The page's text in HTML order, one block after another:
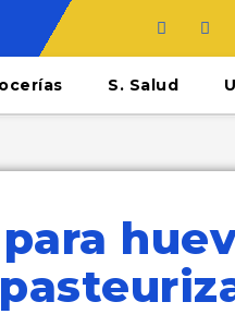
S. Salud